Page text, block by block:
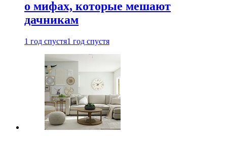
о мифах, которые мешают
дачникам
1 год спустя1 год спустя